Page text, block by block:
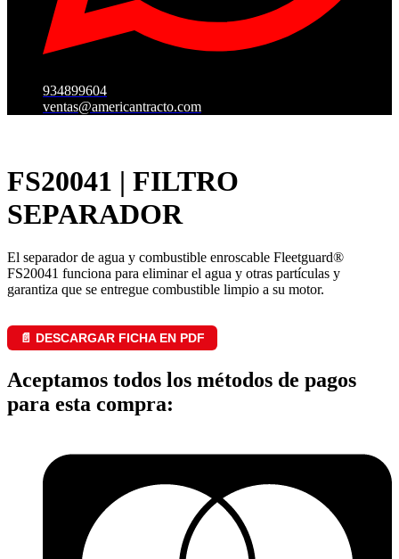
934899604
ventas@americantracto.com
FS20041 | FILTRO
SEPARADOR
El separador de agua y combustible enroscable Fleetguard®
FS20041 funciona para eliminar el agua y otras partículas y
garantiza que se entregue combustible limpio a su motor.
📄 DESCARGAR FICHA EN PDF
Aceptamos todos los métodos de pagos
para esta compra: